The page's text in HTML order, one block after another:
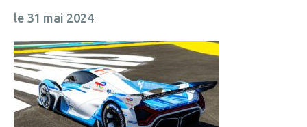
le 31 mai 2024